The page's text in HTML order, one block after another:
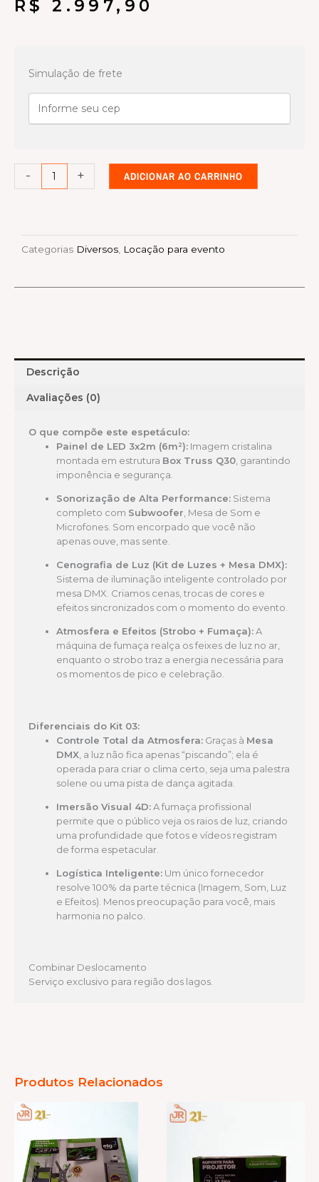
R$ 2.997,90
Simulação de frete
-
Full
Show:
Sonorização
+
+ ADICIONAR AO CARRINHO
Categorias Diversos Locação para evento
Descrição
Avaliações (0)
O que compõe este espetáculo:
Painel de LED 3x2m (6m²): Imagem cristalina
montada em estrutura Box Truss Q30, garantindo
imponência e segurança.
Sonorização de Alta Performance: Sistema
completo com Subwoofer, Mesa de Som e
Microfones. Som encorpado que você não
apenas ouve, mas sente.
Cenografia de Luz (Kit de Luzes + Mesa DMX):
Sistema de iluminação inteligente controlado por
mesa DMX. Criamos cenas, trocas de cores e
efeitos sincronizados com o momento do evento.
Atmosfera e Efeitos (Strobo + Fumaça):A
máquina de fumaça realça os feixes de luz no ar,
enquanto o strobo traz a energia necessária para
os momentos de pico e celebração.
Diferenciais do Kit 03:
Controle Total da Atmosfera: Graças à Mesa
DMX , a luz não fica apenas “piscando”; ela é
operada para criar o clima certo, seja uma palestra
solene ou uma pista de dança agitada.
Imersão Visual 4D:A fumaça profissional
permite que o público veja os raios de luz, criando
uma profundidade que fotos e vídeos registram
de forma espetacular.
Logística Inteligente: Um único fornecedor
resolve 100% da parte técnica (Imagem, Som, Luz
e Efeitos). Menos preocupação para você, mais
harmonia no palco.
Combinar Deslocamento
Serviço exclusivo para região dos lagos.
Produtos Relacionados